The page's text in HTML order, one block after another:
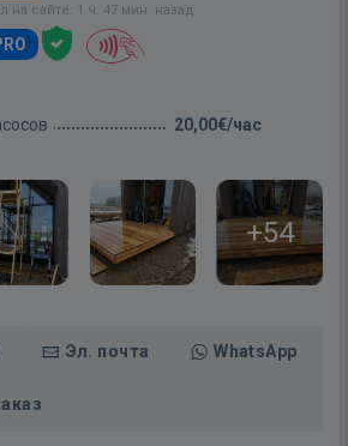
на сайте: 1 ч. 47 мин. назад
20,00€/час
+54
Эл. почта WhatsApp